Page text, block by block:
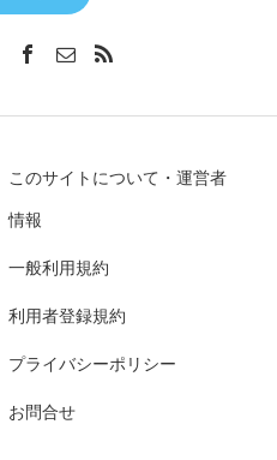
このサイトについて・運営者
情報
一般利用規約
利用者登録規約
プライバシーポリシー
お問合せ